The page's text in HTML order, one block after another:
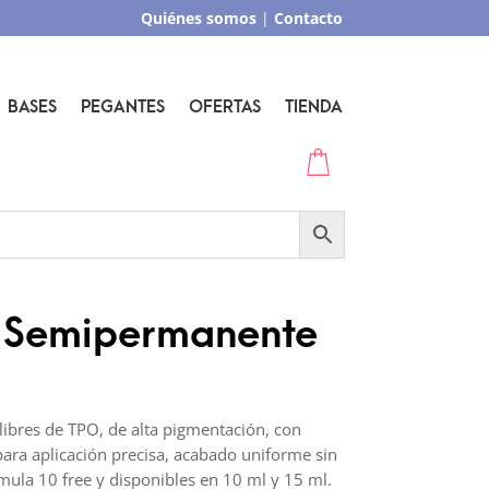
Quiénes somos| Contacto
BASES PEGANTES OFERTAS TIENDA
de TPO, de alta pigmentación, con
aplicación precisa, acabado uniforme sin
10 free y disponibles en 10 ml y 15 ml.